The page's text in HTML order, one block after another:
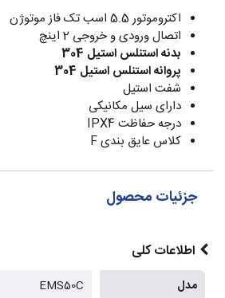
اکتروموتور 5.5 اسب تک فاز موتوژن
اتصال ورودی و خروجی 2 اینچ
بدنه استنلس استیل 304
پروانه استنلس استیل 304
شفت استیل
دارای سیل مکانیکی
درجه حفاظت IPX4
کلاس عایق بندی F
جزئیات محصول
اطلاعات کلی
مدل EMS50C